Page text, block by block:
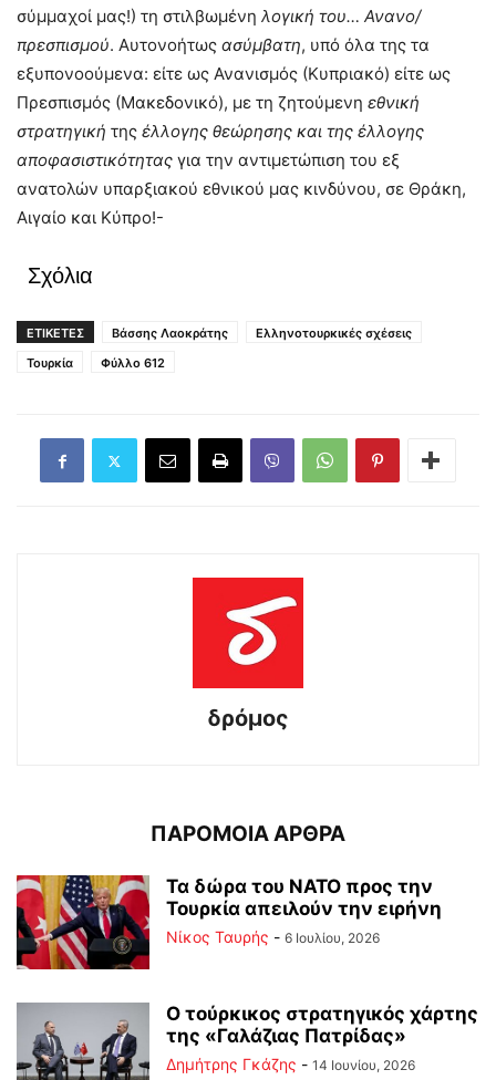
σύμμαχοί μας!) τη στιλβωμένη λογική του… Ανανο/
πρεσπισμού. Αυτονοήτως ασύμβατη, υπό όλα της τα
εξυπονοούμενα: είτε ως Ανανισμός (Κυπριακό) είτε ως
Πρεσπισμός (Μακεδονικό), με τη ζητούμενη εθνική
στρατηγική της έλλογης θεώρησης και της έλλογης
αποφασιστικότητας για την αντιμετώπιση του εξ
ανατολών υπαρξιακού εθνικού μας κινδύνου, σε Θράκη,
Αιγαίο και Κύπρο!-
Σχόλια
ΕΤΙΚΕΤΕΣ Βάσσης Λαοκράτης
Ελληνοτουρκικές σχέσεις
Τουρκία
Φύλλο 612
δρόμος
ΠΑΡΟΜΟΙΑ ΑΡΘΡΑ
Τα δώρα του ΝΑΤΟ προς την
Τουρκία απειλούν την ειρήνη
Νίκος Ταυρής - 6 Ιουλίου, 2026
Ο τούρκικος στρατηγικός χάρτης
της «Γαλάζιας Πατρίδας»
Δημήτρης Γκάζης - 14 Ιουνίου, 2026